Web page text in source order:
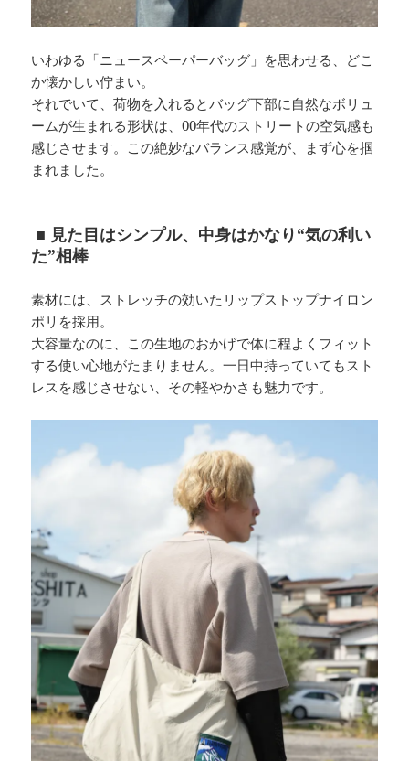
いわゆる「ニュースペーパーバッグ」を思わせる、どこ
か懐かしい佇まい。
それでいて、荷物を入れるとバッグ下部に自然なボリュ
ームが生まれる形状は、00年代のストリートの空気感も
感じさせます。この絶妙なバランス感覚が、まず心を掴
まれました。
■ 見た目はシンプル、中身はかなり“気の利い
た”相棒
素材には、ストレッチの効いたリップストップナイロン
ポリを採用。
大容量なのに、この生地のおかげで体に程よくフィット
する使い心地がたまりません。一日中持っていてもスト
レスを感じさせない、その軽やかさも魅力です。